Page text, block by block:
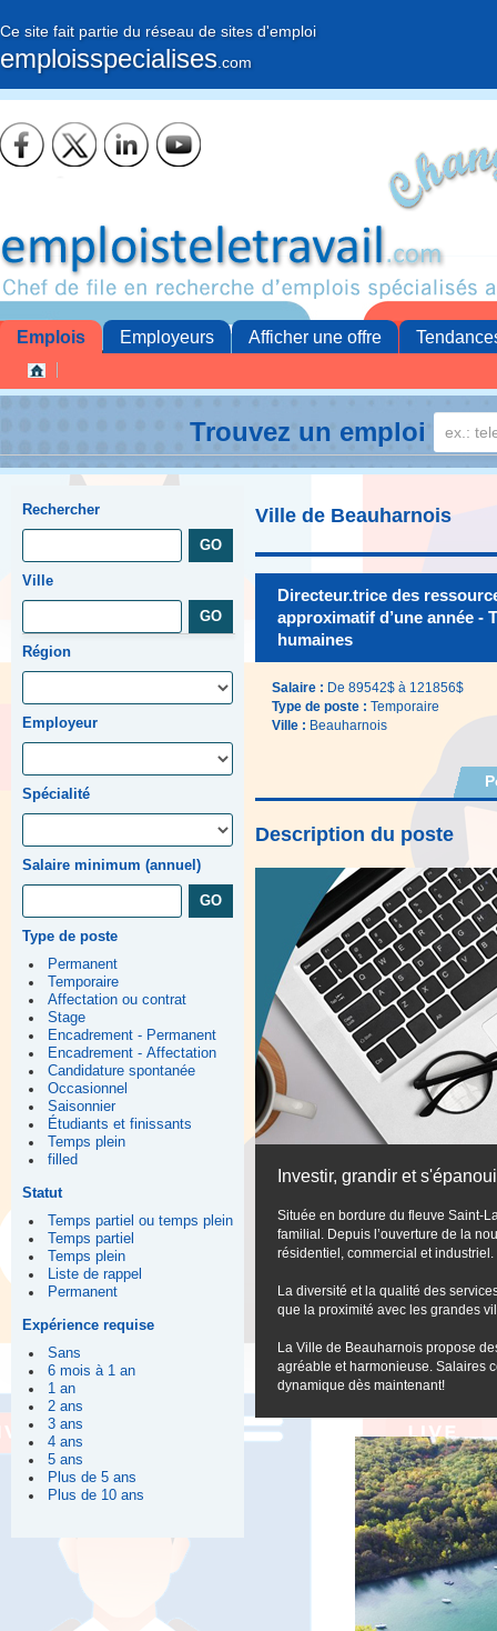
Ce site fait partie du réseau de sites d'emploi
emploisspecialises .com
Emplois Employeurs Afficher une offre
Trouvez un emploi
Rechercher
Ville
Région
Employeur
Spécialité
Salaire minimum (annuel)
Type de poste
Permanent
Temporaire
Affectation ou contrat
Stage
Encadrement - Permanent
Encadrement - Affectation
Candidature spontanée
Occasionnel
Saisonnier
Étudiants et finissants
Temps plein
filled
Statut
Temps partiel ou temps plein
Temps partiel
Temps plein
Liste de rappel
Permanent
Expérience requise
Sans
6 mois à 1 an
1 an
2 ans
3 ans
4 ans
5 ans
Plus de 5 ans
Plus de 10 ans
Ville de Beauharnois
Directeur.trice des
approximatif d’une année -
humaines
Salaire : De 89542$ à 121856$
Type de poste : Temporaire
Ville : Beauharnois
Description du poste
Investir, grandir et
Située en bordure du fleuve Saint-
familial. Depuis l’ouverture de la
résidentiel, commercial et industriel.
La diversité et la qualité des
que la proximité avec les grandes
La Ville de Beauharnois propose
agréable et harmonieuse. Salaires
dynamique dès maintenant!